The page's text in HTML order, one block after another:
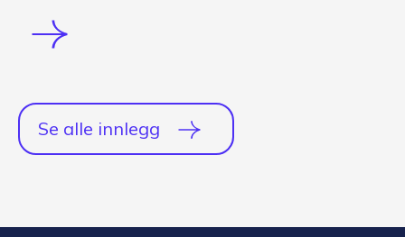
Se alle innlegg